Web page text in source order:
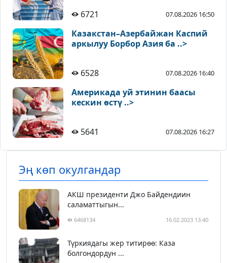
6721 07.08.2026 16:50
Казакстан–Азербайжан Каспий
аркылуу Борбор Азия ба ..>
6528 07.08.2026 16:40
Америкада уй этинин баасы
кескин өстү ..>
5641 07.08.2026 16:27
Эң көп окулгандар
АКШ президенти Джо Байдендиин
саламаттыгын...
6468134 16.02.2023 13:40
Түркиядагы жер титирөө: Каза
болгондордун ...